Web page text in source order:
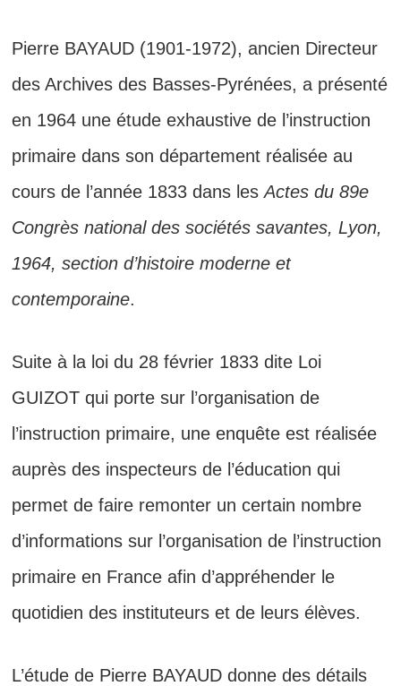
Pierre BAYAUD (1901-1972), ancien Directeur
des Archives des Basses-Pyrénées, a présenté
en 1964 une étude exhaustive de l’instruction
primaire dans son département réalisée au
cours de l’année 1833 dans lesActes du 89e
Congrès national des sociétés savantes, Lyon,
1964, section d’histoire moderne et
contemporaine.
Suite à la loi du 28 février 1833 dite Loi
GUIZOT qui porte sur l’organisation de
l’instruction primaire, une enquête est réalisée
auprès des inspecteurs de l’éducation qui
permet de faire remonter un certain nombre
d’informations sur l’organisation de l’instruction
primaire en France afin d’appréhender le
quotidien des instituteurs et de leurs élèves.
L’étude de Pierre BAYAUD donne des détails